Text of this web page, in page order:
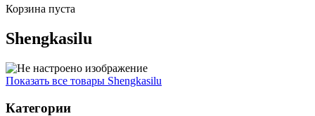
Корзина пуста
Shengkasilu
Показать все товары Shengkasilu
Категории